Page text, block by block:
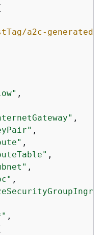
a2c-generated"
,
,
,
,
,
,
,
,